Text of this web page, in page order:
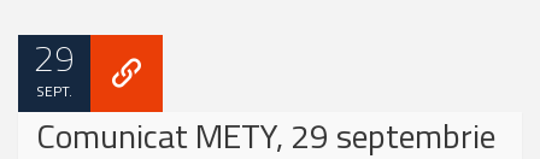
29
SEPT.
Comunicat METY, 29 septembrie